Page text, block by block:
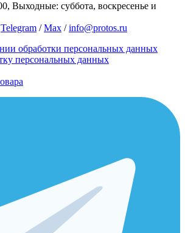
Выходные: суббота, воскресенье и
Telegram /Max /info@protos.ru
обработки персональных данных
персональных данных